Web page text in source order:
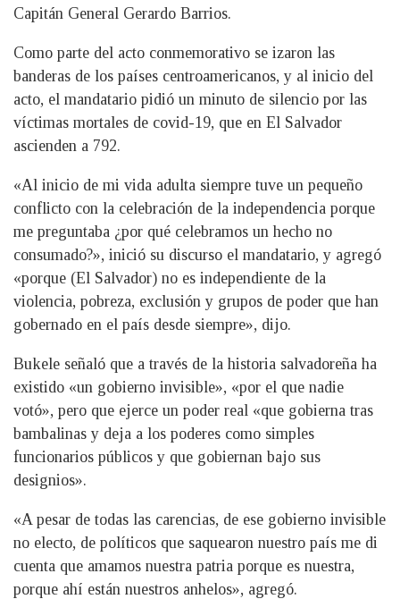
Capitán General Gerardo Barrios.
Como parte del acto conmemorativo se izaron las
banderas de los países centroamericanos, y al inicio del
acto, el mandatario pidió un minuto de silencio por las
víctimas mortales de covid-19, que en El Salvador
ascienden a 792.
«Al inicio de mi vida adulta siempre tuve un pequeño
conflicto con la celebración de la independencia porque
me preguntaba ¿por qué celebramos un hecho no
consumado?», inició su discurso el mandatario, y agregó
«porque (El Salvador) no es independiente de la
violencia, pobreza, exclusión y grupos de poder que han
gobernado en el país desde siempre», dijo.
Bukele señaló que a través de la historia salvadoreña ha
existido «un gobierno invisible», «por el que nadie
votó», pero que ejerce un poder real «que gobierna tras
bambalinas y deja a los poderes como simples
funcionarios públicos y que gobiernan bajo sus
designios».
«A pesar de todas las carencias, de ese gobierno invisible
no electo, de políticos que saquearon nuestro país me di
cuenta que amamos nuestra patria porque es nuestra,
porque ahí están nuestros anhelos», agregó.